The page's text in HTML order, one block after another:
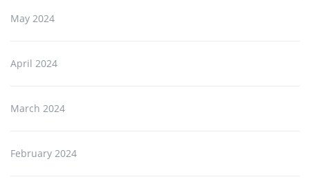
May 2024
April 2024
March 2024
February 2024